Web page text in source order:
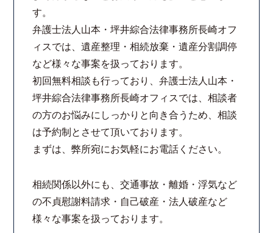
す。
弁護士法人山本・坪井綜合法律事務所長崎オフ
ィスでは、遺産整理・相続放棄・遺産分割調停
など様々な事案を扱っております。
初回無料相談も行っており、弁護士法人山本・
坪井綜合法律事務所長崎オフィスでは、相談者
の方のお悩みにしっかりと向き合うため、相談
は予約制とさせて頂いております。
まずは、弊所宛にお気軽にお電話ください。
相続関係以外にも、交通事故・離婚・浮気など
の不貞慰謝料請求・自己破産・法人破産など
様々な事案を扱っております。